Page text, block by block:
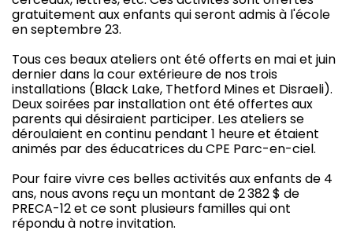
gratuitement aux enfants qui seront admis à l'école
en septembre 23.
Tous ces beaux ateliers ont été offerts en mai et juin
dernier dans la cour extérieure de nos trois
installations (Black Lake, Thetford Mines et Disraeli).
Deux soirées par installation ont été offertes aux
parents qui désiraient participer. Les ateliers se
déroulaient en continu pendant 1 heure et étaient
animés par des éducatrices du CPE Parc-en-ciel.
Pour faire vivre ces belles activités aux enfants de 4
ans, nous avons reçu un montant de 2 382 $ de
PRECA-12 et ce sont plusieurs familles qui ont
répondu à notre invitation.